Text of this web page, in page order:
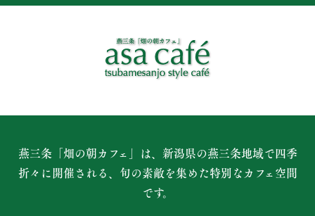
燕三条「畑の朝カフェ」は、新潟県の燕三条地域で四季
折々に開催される、 旬の素敵を集めた特別なカフェ空間
です。